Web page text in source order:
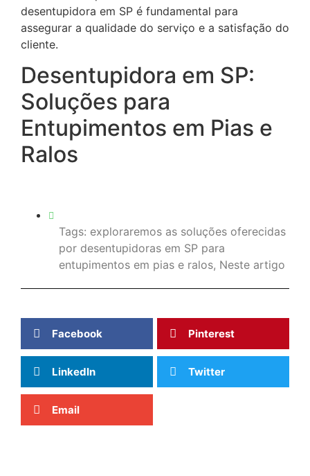
desentupidora em SP é fundamental para
assegurar a qualidade do serviço e a satisfação do
cliente.
Desentupidora em SP:
Soluções para
Entupimentos em Pias e
Ralos
Tags: exploraremos as soluções oferecidas
por desentupidoras em SP para
entupimentos em pias e ralos, Neste artigo
Facebook Pinterest
LinkedIn Twitter
Email